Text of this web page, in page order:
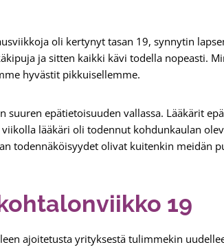
oli kertynyt tasan 19, synnytin
ja sitten kaikki kävi todella nopeasti.
hyvästit pikkuisellemme.
epätietoisuuden vallassa. Lääkärit
lääkäri oli todennut kohdunkaulan
todennäköisyydet olivat kuitenkin meidän
19
ajoitetusta yrityksestä tulimmekin